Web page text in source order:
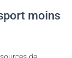
moins